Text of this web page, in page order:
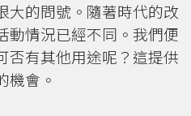
大的問號。隨著時代的改
動情況已經不同。我們便
否有其他用途呢？這提供
機會。